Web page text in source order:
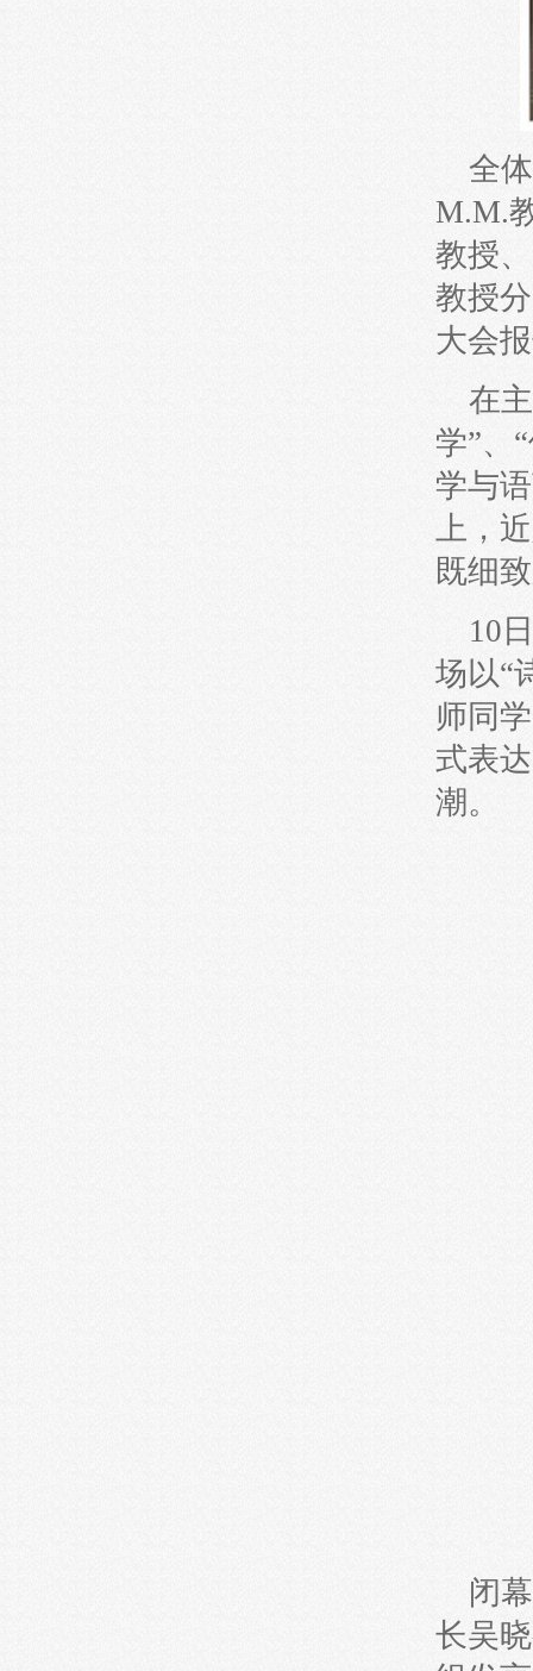
全
М.М.教
教授
教授
大会
在
学”、
学与
上，
既细
10
场以“
师同
式表
潮。
闭
长吴